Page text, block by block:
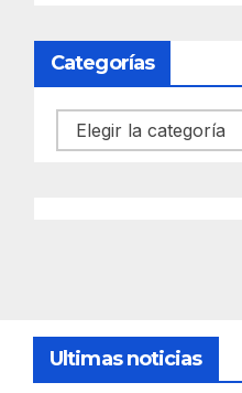
Categorías
Categorías
Ultimas noticias